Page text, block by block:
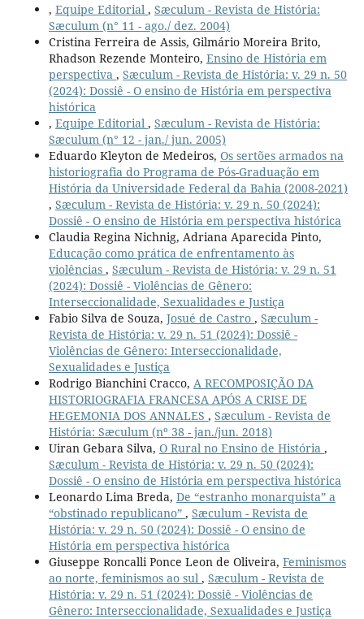
, Equipe Editorial , Sæculum - Revista de História:
Sæculum (n° 11 - ago./ dez. 2004)
Cristina Ferreira de Assis, Gilmário Moreira Brito,
Rhadson Rezende Monteiro, Ensino de História em
perspectiva , Sæculum - Revista de História: v. 29 n. 50
(2024): Dossiê - O ensino de História em perspectiva
histórica
, Equipe Editorial , Sæculum - Revista de História:
Sæculum (n° 12 - jan./ jun. 2005)
Eduardo Kleyton de Medeiros, Os sertões armados na
historiografia do Programa de Pós-Graduação em
História da Universidade Federal da Bahia (2008-2021)
, Sæculum - Revista de História: v. 29 n. 50 (2024):
Dossiê - O ensino de História em perspectiva histórica
Claudia Regina Nichnig, Adriana Aparecida Pinto,
Educação como prática de enfrentamento às
violências , Sæculum - Revista de História: v. 29 n. 51
(2024): Dossiê - Violências de Gênero:
Interseccionalidade, Sexualidades e Justiça
Fabio Silva de Souza, Josué de Castro , Sæculum -
Revista de História: v. 29 n. 51 (2024): Dossiê -
Violências de Gênero: Interseccionalidade,
Sexualidades e Justiça
Rodrigo Bianchini Cracco, A RECOMPOSIÇÃO DA
HISTORIOGRAFIA FRANCESA APÓS A CRISE DE
HEGEMONIA DOS ANNALES , Sæculum - Revista de
História: Sæculum (nº 38 - jan./jun. 2018)
Uiran Gebara Silva, O Rural no Ensino de História ,
Sæculum - Revista de História: v. 29 n. 50 (2024):
Dossiê - O ensino de História em perspectiva histórica
Leonardo Lima Breda, De “estranho monarquista” a
“obstinado republicano” , Sæculum - Revista de
História: v. 29 n. 50 (2024): Dossiê - O ensino de
História em perspectiva histórica
Giuseppe Roncalli Ponce Leon de Oliveira, Feminismos
ao norte, feminismos ao sul , Sæculum - Revista de
História: v. 29 n. 51 (2024): Dossiê - Violências de
Gênero: Interseccionalidade, Sexualidades e Justiça